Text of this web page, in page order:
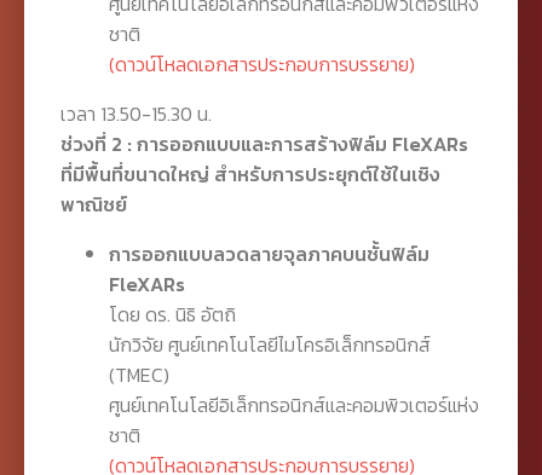
ชาติ
(ดาวน์โหลดเอกสารประกอบการบรรยาย)
เวลา 13.50-15.30 น.
ช่วงที่ 2 : การออกแบบและการสร้างฟิล์ม FleXARs
ที่มีพื้นที่ขนาดใหญ่ สำหรับการประยุกต์ใช้ในเชิง
พาณิชย์
การออกแบบลวดลายจุลภาคบนชั้นฟิล์ม
FleXARs
โดย ดร. นิธิ อัตถิ
นักวิจัย ศูนย์เทคโนโลยีไมโครอิเล็กทรอนิกส์
(TMEC)
ศูนย์เทคโนโลยีอิเล็กทรอนิกส์และคอมพิวเตอร์แห่ง
ชาติ
(ดาวน์โหลดเอกสารประกอบการบรรยาย)